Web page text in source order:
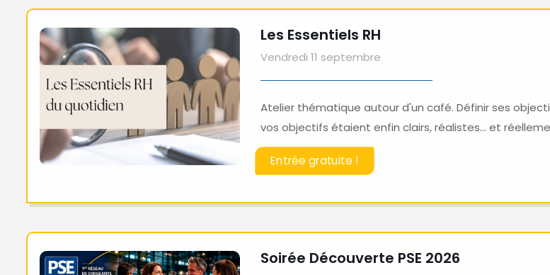
Les Essentiels RH
Vendredi 11 septembre
Atelier thématique autour d'un café. Définir ses
vos objectifs étaient enfin clairs, réalistes… et
Entrée gratuite !
Soirée Découverte PSE 2026